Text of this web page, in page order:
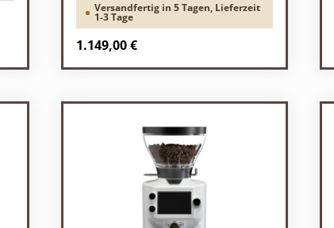
Versandfertig in 5 Tagen, Lieferzeit
1-3 Tage
Regulärer Preis:
1.149,00 €